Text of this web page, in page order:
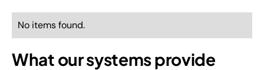
No items found.
What our systems provide